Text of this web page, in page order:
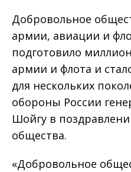
Добровольное
армии, авиации и
подготовило
армии и флота и
для нескольких
обороны России
Шойгу в
общества.
«Добровольное